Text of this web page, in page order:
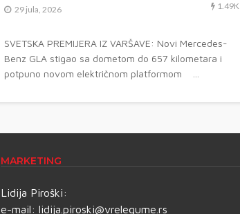
29 jula, 2026 1.49K
SVETSKA PREMIJERA IZ VARŠAVE: Novi Mercedes-
Benz GLA stigao sa dometom do 657 kilometara i
potpuno novom električnom platformom ...
MARKETING
Lidija Piroški:
e-mail: lidija.piroski@vrelegume.rs